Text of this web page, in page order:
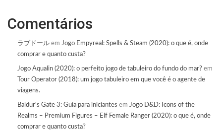
Comentários
ラブドール em Jogo Empyreal: Spells & Steam (2020): o que é, onde
comprar e quanto custa?
Jogo Aqualin (2020): o perfeito jogo de tabuleiro do fundo do mar? em
Tour Operator (2018): um jogo tabuleiro em que você é o agente de
viagens.
Baldur's Gate 3: Guia para iniciantes em Jogo D&D: Icons of the
Realms – Premium Figures – Elf Female Ranger (2020): o que é, onde
comprar e quanto custa?